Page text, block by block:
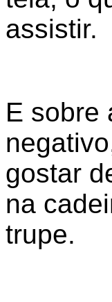
assistir.
E sobre
gostar
na
trupe.